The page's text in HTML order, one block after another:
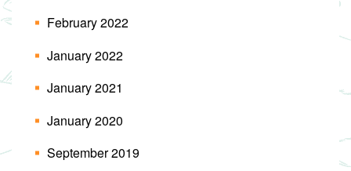
February 2022
January 2022
January 2021
January 2020
September 2019